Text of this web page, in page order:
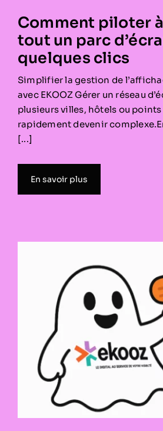
Comment piloter
tout un parc
quelques clics
Simplifier la gestion de
avec EKOOZ Gérer un réseau
plusieurs villes, hôtels ou
rapidement devenir
[...]
En savoir plus